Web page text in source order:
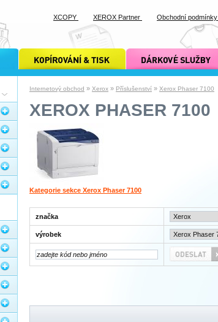
Internetový obchod » Xerox » Příslušenství » Xerox Phaser 7100
XEROX PHASER 7100
Kategorie sekce Xerox Phaser 7100
značka
výrobek
kopírování a tisk xcopy dárkové služby xcopy
XCOPY XEROX Partner Obchodní podmínky